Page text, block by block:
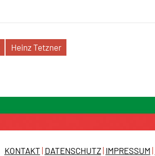
Heinz Tetzner
KONTAKT | DATENSCHUTZ| IMPRESSUM |